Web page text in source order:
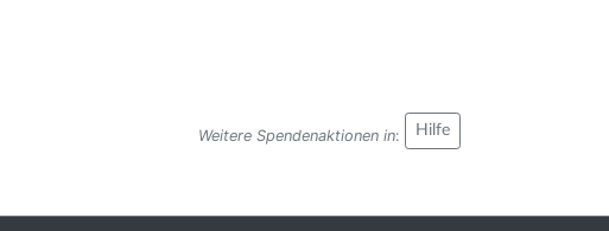
Weitere Spendenaktionen in: Hilfe